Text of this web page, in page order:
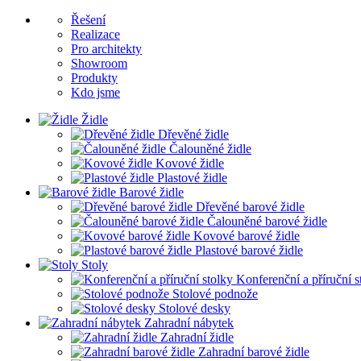
Řešení
Realizace
Pro architekty
Showroom
Produkty
Kdo jsme
Židle
Dřevěné židle
Čalouněné židle
Kovové židle
Plastové židle
Barové židle
Dřevěné barové židle
Čalouněné barové židle
Kovové barové židle
Plastové barové židle
Stoly
Konferenční a příruční
Stolové podnože
Stolové desky
Zahradní nábytek
Zahradní židle
Zahradní barové židle